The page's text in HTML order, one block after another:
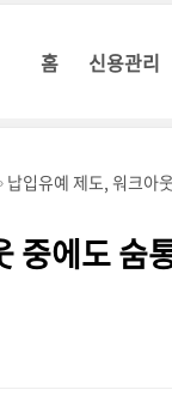
홈 신용관리
납입유예 제도, 워크아
중에도 숨